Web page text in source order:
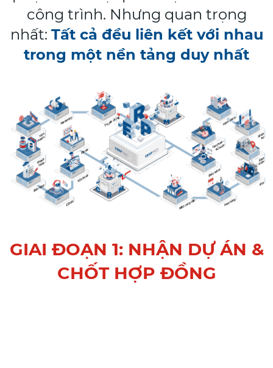
công trình. Nhưng quan trọng
nhất: Tất cả đều liên kết với nhau
trong một nền tảng duy nhất
GIAI ĐOẠN 1: NHẬN DỰ ÁN &
CHỐT HỢP ĐỒNG